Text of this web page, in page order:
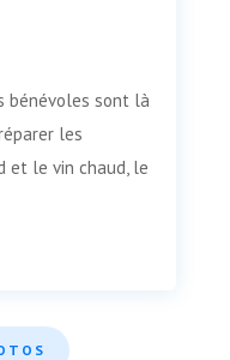
bénévoles sont là
les
et le vin chaud, le